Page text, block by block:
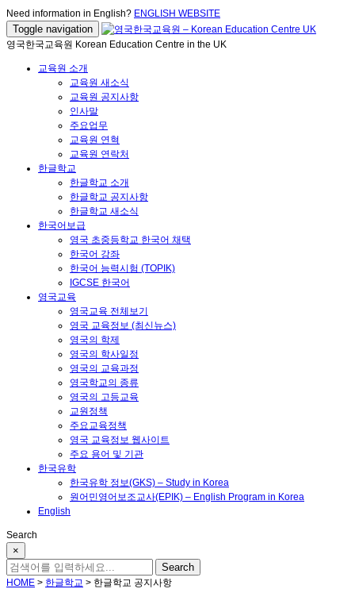
Need information in English? ENGLISH WEBSITE
Toggle navigation
영국한국교육원 Korean Education Centre in the UK
교육원 소개
교육원 새소식
교육원 공지사항
인사말
주요업무
교육원 연혁
교육원 연락처
한글학교
한글학교 소개
한글학교 공지사항
한글학교 새소식
한국어보급
영국 초중등학교 한국어 채택
한국어 강좌
한국어 능력시험 (TOPIK)
IGCSE 한국어
영국교육
영국교육 전체보기
영국 교육정보 (최신뉴스)
영국의 학제
영국의 학사일정
영국의 교육과정
영국학교의 종류
영국의 고등교육
교원정책
주요교육정책
영국 교육정보 웹사이트
주요 용어 및 기관
한국유학
한국유학 정보(GKS) – Study in Korea
원어민영어보조교사(EPIK) – English Program in Korea
English
Search
×
HOME > 한글학교 > 한글학교 공지사항